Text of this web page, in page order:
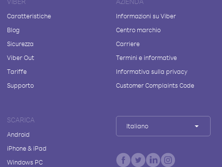
Caratteristiche
Blog
Sicurezza
Viber Out
Tariffe
Supporto
Informazioni su Viber
Centro marchio
Carriere
Termini e informative
Informativa sulla privacy
Customer Complaints Code
SCARICA
Android
iPhone & iPad
Windows PC
Italiano